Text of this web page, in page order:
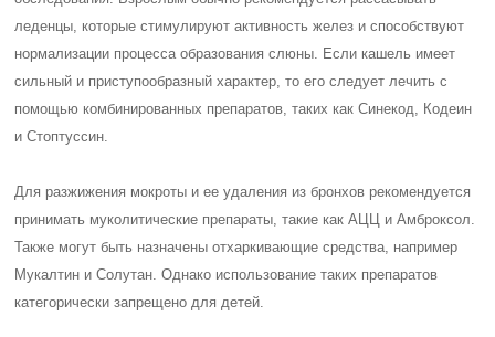
леденцы, которые стимулируют активность желез и способствуют
нормализации процесса образования слюны. Если кашель имеет
сильный и приступообразный характер, то его следует лечить с
помощью комбинированных препаратов, таких как Синекод, Кодеин
и Стоптуссин.
Для разжижения мокроты и ее удаления из бронхов рекомендуется
принимать муколитические препараты, такие как АЦЦ и Амброксол.
Также могут быть назначены отхаркивающие средства, например
Мукалтин и Солутан. Однако использование таких препаратов
категорически запрещено для детей.